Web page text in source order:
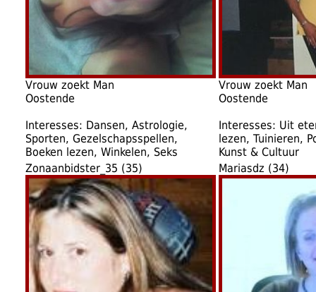
Vrouw zoekt Man
Oostende
Interesses: Dansen, Astrologie,
Sporten, Gezelschapsspellen,
Boeken lezen, Winkelen, Seks
Vrouw zoekt Man
Oostende
Interesses: Uit
lezen, Tuinieren,
Kunst & Cultuur
Zonaanbidster_35 (35)
Mariasdz (34)